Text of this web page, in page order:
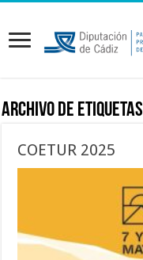
Archivo de etiquetas
COETUR 2025